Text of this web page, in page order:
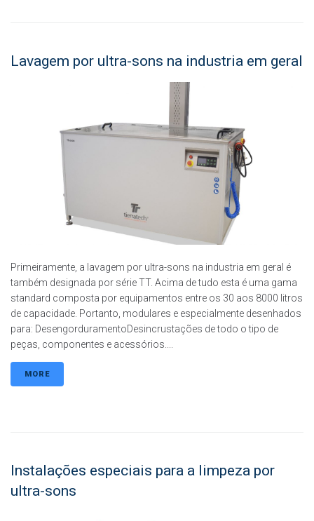
Lavagem por ultra-sons na industria em geral
Primeiramente, a lavagem por ultra-sons na industria em geral é
também designada por série TT. Acima de tudo esta é uma gama
standard composta por equipamentos entre os 30 aos 8000 litros
de capacidade. Portanto, modulares e especialmente desenhados
para: DesengorduramentoDesincrustações de todo o tipo de
peças, componentes e acessórios....
MORE
Instalações especiais para a limpeza por
ultra-sons